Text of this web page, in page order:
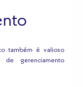
também é valioso
gerenciamento